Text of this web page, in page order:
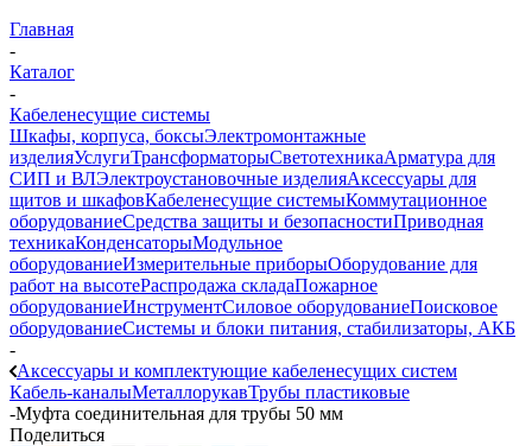
Главная
-
Каталог
-
Кабеленесущие системы
Шкафы, корпуса, боксыЭлектромонтажные
изделияУслугиТрансформаторыСветотехникаАрматура для
СИП и ВЛЭлектроустановочные изделияАксессуары для
щитов и шкафовКабеленесущие системыКоммутационное
оборудованиеСредства защиты и безопасностиПриводная
техникаКонденсаторыМодульное
оборудованиеИзмерительные приборыОборудование для
работ на высотеРаспродажа складаПожарное
оборудованиеИнструментСиловое оборудованиеПоисковое
оборудованиеСистемы и блоки питания, стабилизаторы, АКБ
-
Аксессуары и комплектующие кабеленесущих систем
Кабель-каналыМеталлорукавТрубы пластиковые
-Муфта соединительная для трубы 50 мм
Поделиться